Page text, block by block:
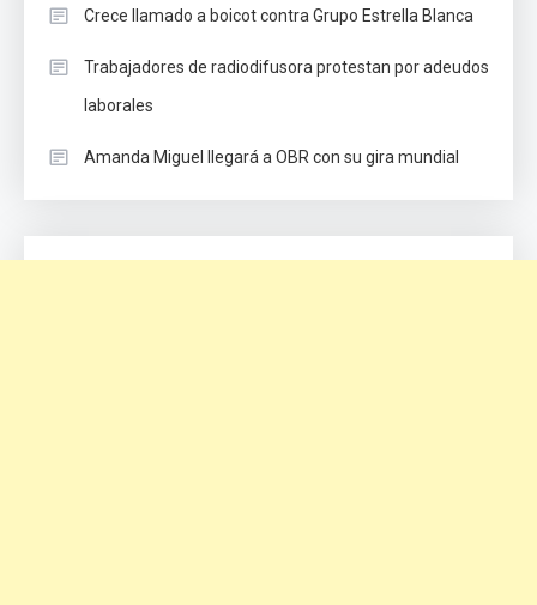
Crece llamado a boicot contra Grupo Estrella Blanca
Trabajadores de radiodifusora protestan por adeudos
laborales
Amanda Miguel llegará a OBR con su gira mundial